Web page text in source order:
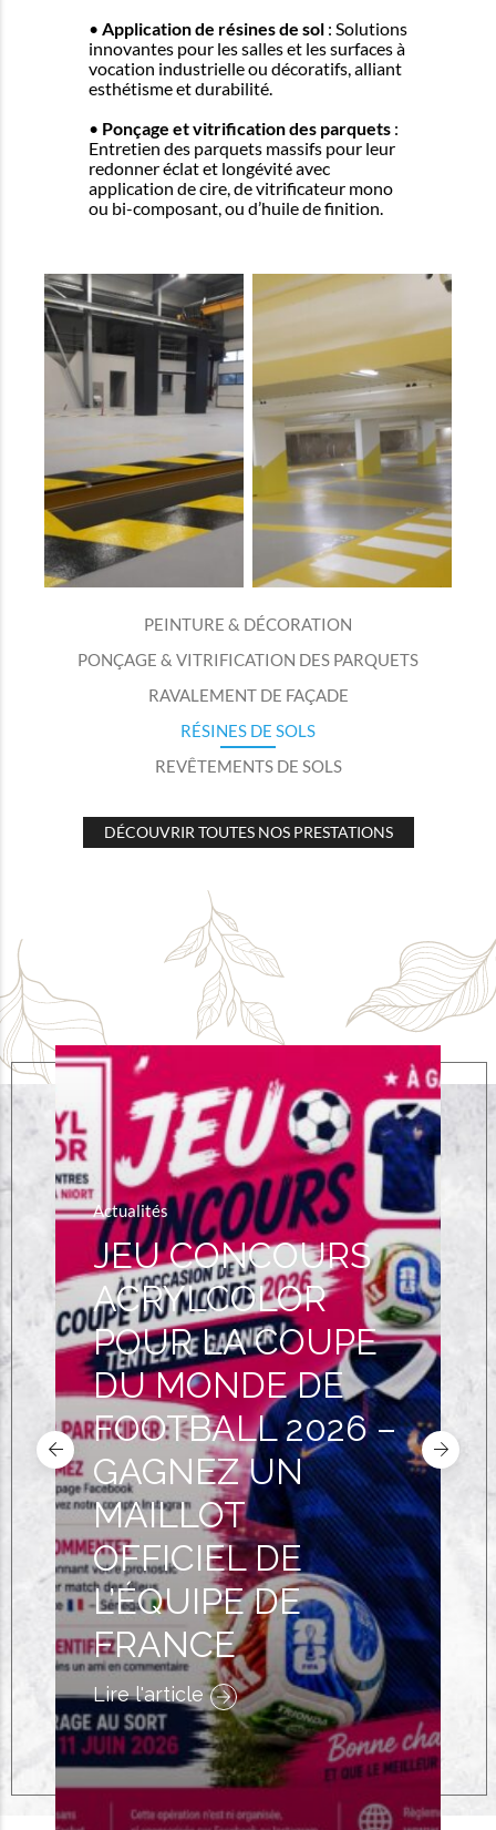
PEINTURE & DÉCORATION
PONÇAGE & VITRIFICATION DES PARQUETS
RAVALEMENT DE FAÇADE
RÉSINES DE SOLS
REVÊTEMENTS DE SOLS
DÉCOUVRIR TOUTES NOS PRESTATIONS
• Application de résines de sol : Solutions
innovantes pour les salles et les surfaces à
vocation industrielle ou décoratifs, alliant
esthétisme et durabilité.
• Ponçage et vitrification des parquets :
Entretien des parquets massifs pour leur
redonner éclat et longévité avec
application de cire, de vitrificateur mono
ou bi-composant, ou d’huile de finition.
Actualités
JEU CONCOURS
ACRYLCOLOR
POUR LA COUPE
DU MONDE DE
FOOTBALL 2026 –
GAGNEZ UN
MAILLOT
OFFICIEL DE
L’ÉQUIPE DE
FRANCE
Lire l'article